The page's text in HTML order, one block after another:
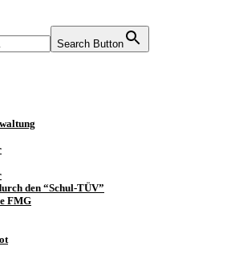
Search Button
den “Schul-TÜV”
FMG